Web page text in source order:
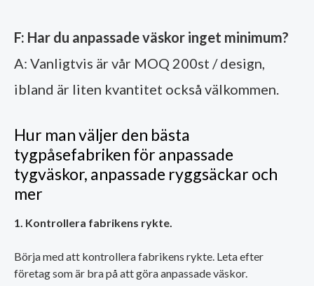
F: Har du anpassade väskor inget minimum?
A: Vanligtvis är vår MOQ 200st / design,
ibland är liten kvantitet också välkommen.
Hur man väljer den bästa
tygpåsefabriken för anpassade
tygväskor, anpassade ryggsäckar och
mer
1. Kontrollera fabrikens rykte.
Börja med att kontrollera fabrikens rykte. Leta efter
företag som är bra på att göra anpassade väskor.